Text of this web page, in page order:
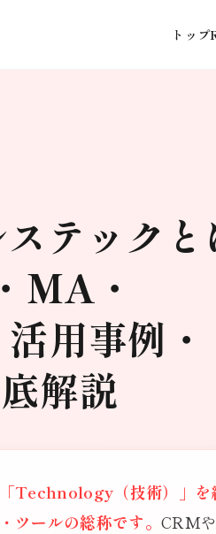
トップ
テックと
MA・
用事例・
解説
Technology（技術）」を
ツールの総称です。CRM